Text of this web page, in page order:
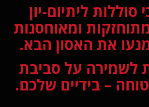
סוללות ליתיום-יון
ומאוחסנות
את האסון הבא.
לשמירה על סביבת
– בידיים שלכם.